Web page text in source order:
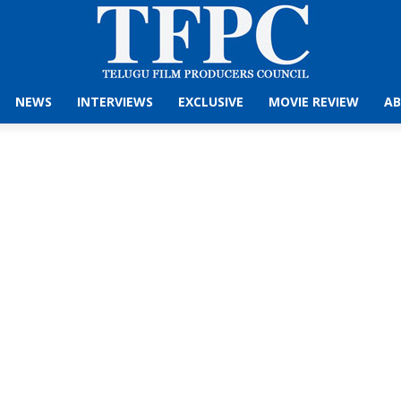
NEWS INTERVIEWS EXCLUSIVE MOVIE REVIEW